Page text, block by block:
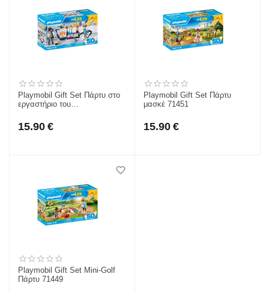
Playmobil Gift Set Πάρτυ στο
εργαστήριο του
15.90 €
Playmobil Gift Set Πάρτυ
μασκέ 71451
15.90 €
Playmobil Gift Set Mini-Golf
Πάρτυ 71449